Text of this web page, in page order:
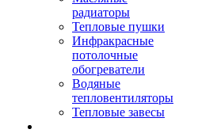
радиаторы
Тепловые пушки
Инфракрасные
потолочные
обогреватели
Водяные
тепловентиляторы
Тепловые завесы